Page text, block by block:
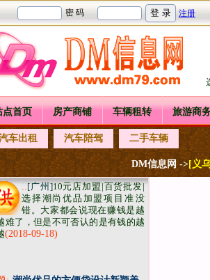
点首页 房产商铺 车辆租转 旅游商
车出租 汽车陪驾 二手车辆
DM信息网 ->[义
..[广州]10元店加盟|百货批发|
选择潮尚优品加盟项目准​‌‌没
错。大家都会说现在赚钱是越
难了，但是不可否认的是有钱的越
(2018-09-18)